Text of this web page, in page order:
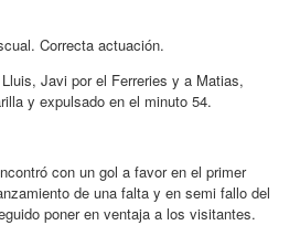
Correcta actuación.
Javi por el Ferreries y a Matias,
y expulsado en el minuto 54.
con un gol a favor en el primer
de una falta y en semi fallo del
poner en ventaja a los visitantes.